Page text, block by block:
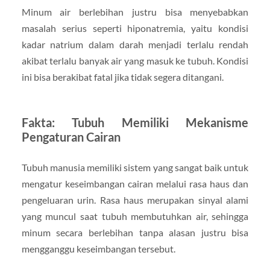
Minum air berlebihan justru bisa menyebabkan
masalah serius seperti hiponatremia, yaitu kondisi
kadar natrium dalam darah menjadi terlalu rendah
akibat terlalu banyak air yang masuk ke tubuh. Kondisi
ini bisa berakibat fatal jika tidak segera ditangani.
Fakta: Tubuh Memiliki Mekanisme
Pengaturan Cairan
Tubuh manusia memiliki sistem yang sangat baik untuk
mengatur keseimbangan cairan melalui rasa haus dan
pengeluaran urin. Rasa haus merupakan sinyal alami
yang muncul saat tubuh membutuhkan air, sehingga
minum secara berlebihan tanpa alasan justru bisa
mengganggu keseimbangan tersebut.